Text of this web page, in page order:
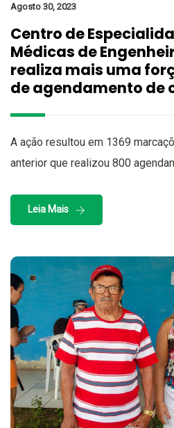
Agosto 30, 2023
Centro de
Médicas de
realiza mais uma
de agendamento de
A ação resultou em 1369
anterior que realizou 800
Leia Mais